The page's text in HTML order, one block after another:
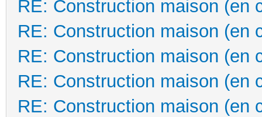
RE: Construction maison (en
RE: Construction maison (en
RE: Construction maison (en
RE: Construction maison (en
RE: Construction maison (en